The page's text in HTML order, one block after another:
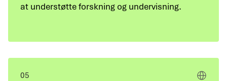
at understøtte forskning og undervisning.
05